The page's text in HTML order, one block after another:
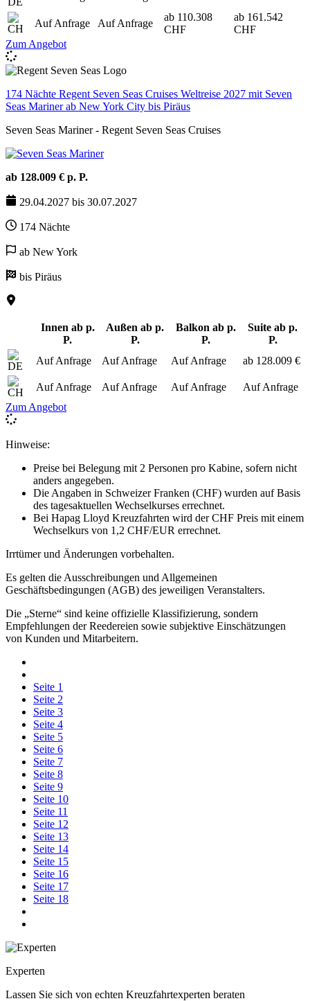
Auf Anfrage Auf Anfrage
ab 110.308
CHF
ab 161.542
CHF
Zum Angebot
174 Nächte Regent Seven Seas Cruises Weltreise 2027 mit Seven
Seas Mariner ab New York City bis Piräus
Seven Seas Mariner - Regent Seven Seas Cruises
ab 128.009 € p. P.
29.04.2027 bis 30.07.2027
174 Nächte
ab New York
bis Piräus
Innen ab p.
P.
Außen ab p.
P.
Balkon ab p.
P.
Suite ab p.
P.
Auf Anfrage
Auf Anfrage Auf Anfrage ab 128.009 €
Auf Anfrage Auf Anfrage Auf Anfrage
Auf Anfrage
Zum Angebot
Hinweise:
Preise bei Belegung mit 2 Personen pro Kabine, sofern nicht
anders angegeben.
Die Angaben in Schweizer Franken (CHF) wurden auf Basis
des tagesaktuellen Wechselkurses errechnet.
Bei Hapag Lloyd Kreuzfahrten wird der CHF Preis mit einem
Wechselkurs von 1,2 CHF/EUR errechnet.
Irrtümer und Änderungen vorbehalten.
Es gelten die Ausschreibungen und Allgemeinen
Geschäftsbedingungen (AGB) des jeweiligen Veranstalters.
Die „Sterne“ sind keine offizielle Klassifizierung, sondern
Empfehlungen der Reedereien sowie subjektive Einschätzungen
von Kunden und Mitarbeitern.
Seite 1
Seite 2
Seite 3
Seite 4
Seite 5
Seite 6
Seite 7
Seite 8
Seite 9
Seite 10
Seite 11
Seite 12
Seite 13
Seite 14
Seite 15
Seite 16
Seite 17
Seite 18
Experten
Lassen Sie sich von echten Kreuzfahrtexperten beraten